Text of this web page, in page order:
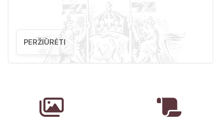
PERŽIŪRĖTI